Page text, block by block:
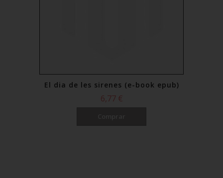
El dia de les sirenes (e-book epub)
6,77 €